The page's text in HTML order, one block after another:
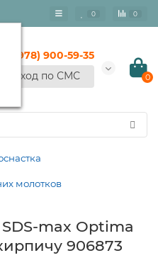
0 0
+7 (978) 900-59-35
Вход по СМС
0
молотков
max Optima
906873